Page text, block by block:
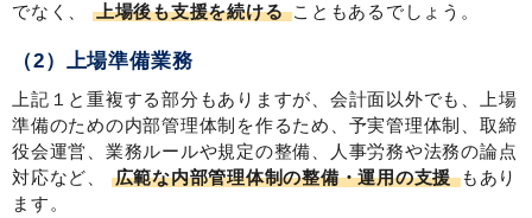
でなく、
上場後も支援を続ける こともあるでしょう。
（2）上場準備業務
上記１と重複する部分もありますが、会計面以外でも、上場
準備のための内部管理体制を作るため、予実管理体制、取締
役会運営、業務ルールや規定の整備、人事労務や法務の論点
対応など、
広範な内部管理体制の整備・運用の支援もあり
ます。